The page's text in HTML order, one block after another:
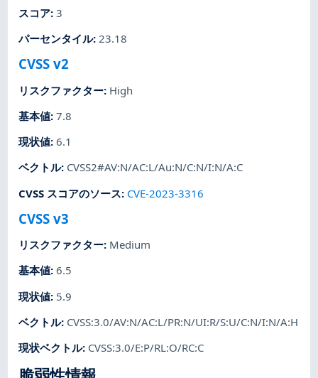
スコア:3
パーセンタイル:23.18
CVSS v2
リスクファクター: High
基本値:7.8
現状値:6.1
ベクトル: CVSS2#AV:N/AC:L/Au:N/C:N/I:N/A:C
CVSS スコアのソース: CVE-2023-3316
CVSS v3
リスクファクター: Medium
基本値:6.5
現状値: 5.9
ベクトル: CVSS:3.0/AV:N/AC:L/PR:N/UI:R/S:U/C:N/I:N/A:H
現状ベクトル: CVSS:3.0/E:P/RL:O/RC:C